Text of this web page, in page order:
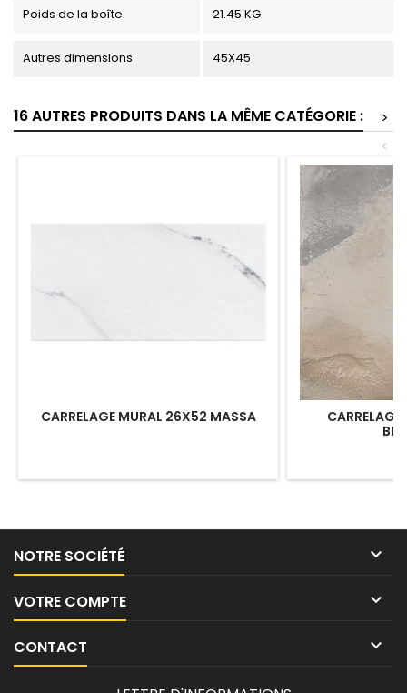
Poids de la boîte 21.45 KG
Autres dimensions 45X45
16 AUTRES PRODUITS DANS LA MÊME CATÉGORIE :
>
<
CARRELAGE MURAL 26X52 MASSA
NOTRE SOCIÉTÉ 
VOTRE COMPTE 
CONTACT 